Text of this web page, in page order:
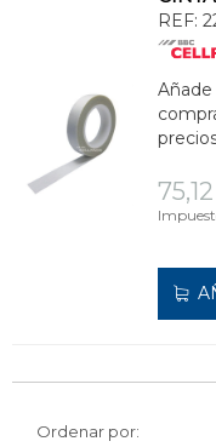
REF:
Ordenar por: